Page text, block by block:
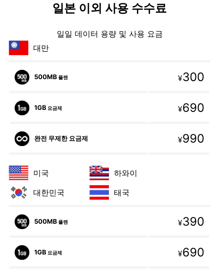
일본 이외 사용 수수료
일일 데이터 용량 및 사용 요금
대만
500MB 플랜 ¥300
1GB 요금제 ¥690
완전 무제한 요금제 ¥990
미국
하와이
대한민국
태국
500MB 플랜 ¥390
1GB 요금제 ¥690